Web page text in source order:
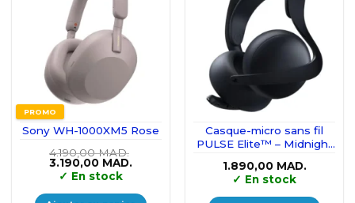
PROMO
Sony WH-1000XM5 Rose
4.190,00MAD.
Le
prix
initial
était :
3.190,00 MAD.
est :
✓ En stock
Casque-micro sans fil
PULSE Elite™ – Midnight
1.890,00 MAD.
✓ En stock